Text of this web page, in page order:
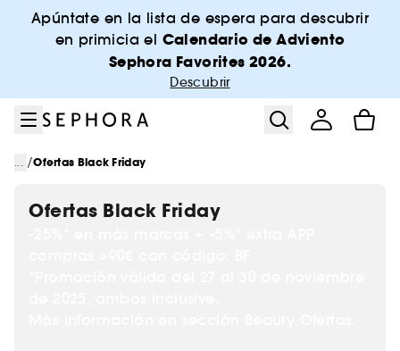
Ir al menú
Ir al contenido principal
Ir al pie de página
Apúntate en la lista de espera para descubrir
en primicia el Calendario de Adviento
Sephora Favorites 2026.
Descubrir
... /Ofertas Black Friday
Ofertas Black Friday